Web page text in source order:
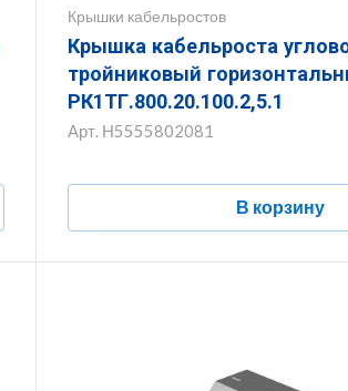
Крышки кабельростов
Крышка кабельроста
тройниковый
РК1ТГ.800.20.100.2,5.1
Арт. Н5555802081
В корзину